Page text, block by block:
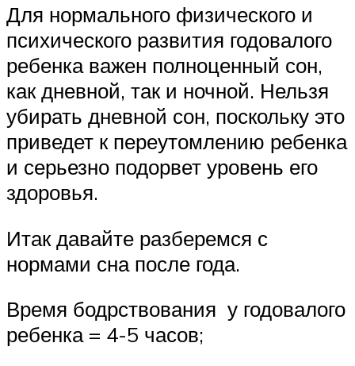
Для нормального физического и
психического развития годовалого
ребенка важен полноценный сон,
как дневной, так и ночной. Нельзя
убирать дневной сон, поскольку это
приведет к переутомлению ребенка
и серьезно подорвет уровень его
здоровья.
Итак давайте разберемся с
нормами сна после года.
Время бодрствования у годовалого
ребенка = 4-5 часов;